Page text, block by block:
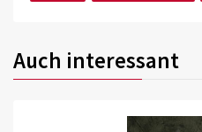
Auch interessant